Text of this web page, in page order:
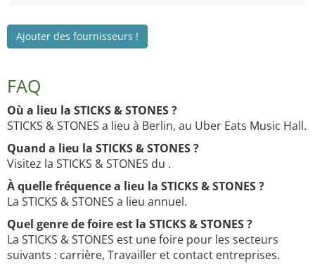
Ajouter des fournisseurs !
FAQ
Où a lieu la STICKS & STONES ?
STICKS & STONES a lieu à Berlin, au Uber Eats Music Hall.
Quand a lieu la STICKS & STONES ?
Visitez la STICKS & STONES du .
À quelle fréquence a lieu la STICKS & STONES ?
La STICKS & STONES a lieu annuel.
Quel genre de foire est la STICKS & STONES ?
La STICKS & STONES est une foire pour les secteurs
suivants : carrière, Travailler et contact entreprises.